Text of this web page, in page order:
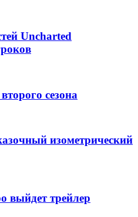
Uncharted
сезона
изометрический
выйдет трейлер